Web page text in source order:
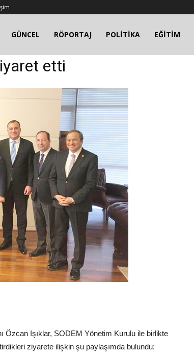
GÜNCEL RÖPORTAJ POLİTİKA EĞİTİM
etti
Özcan Işıklar, SODEM Yönetim Kurulu ile birlikte
ziyarete ilişkin şu paylaşımda bulundu: